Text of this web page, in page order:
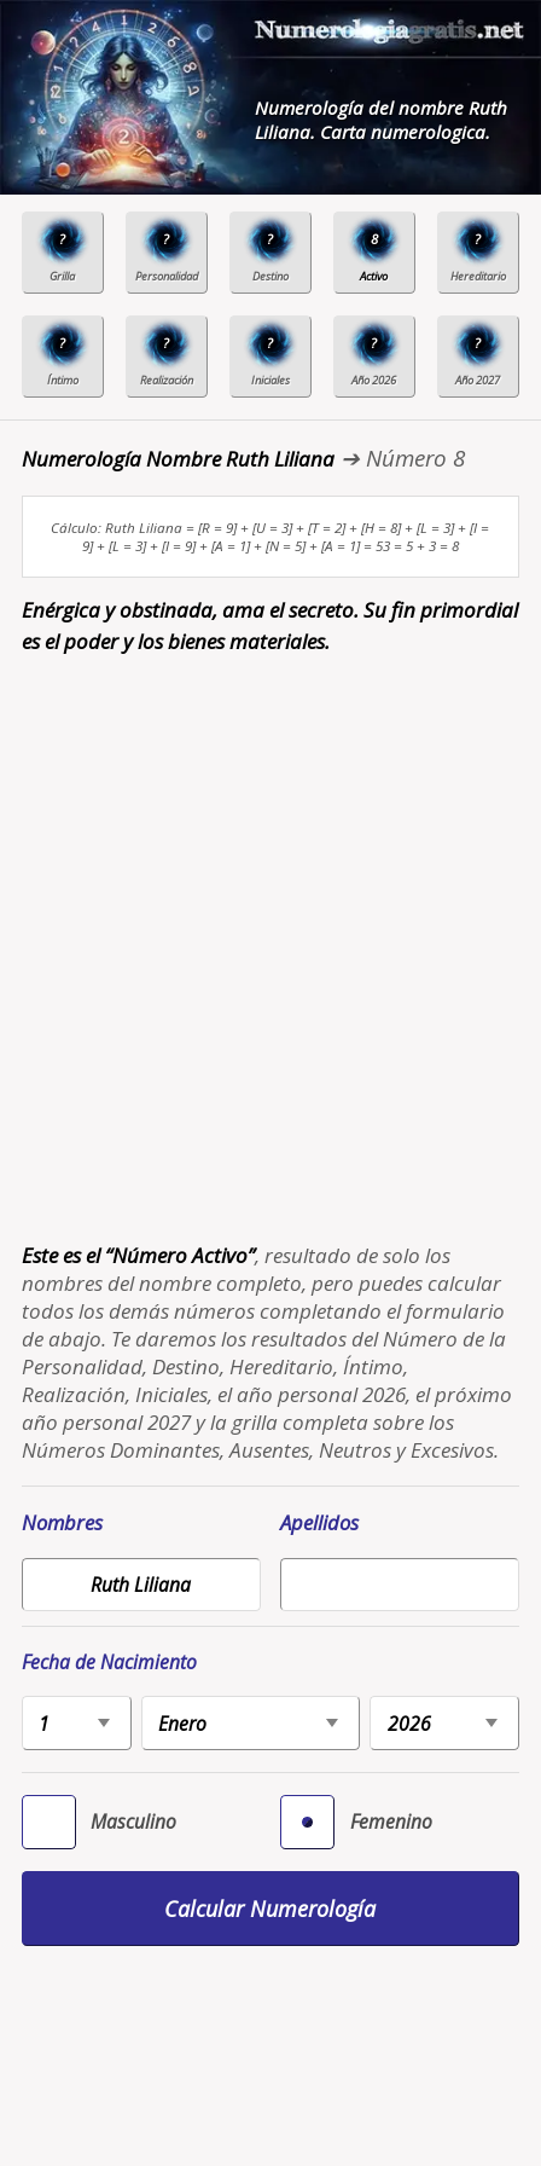
Numerología del nombre Ruth
Liliana. Carta numerologica.
? ? ? 8 ?
? ? ? ? ?
Numerología Nombre Ruth Liliana➔ Número 8
Cálculo: Ruth Liliana = [R = 9] + [U = 3] + [T = 2] + [H = 8] + [L = 3] + [I =
9] + [L = 3] + [I = 9] + [A = 1] + [N = 5] + [A = 1] = 53 = 5 + 3 = 8
Enérgica y obstinada, ama el secreto. Su fin primordial
es el poder y los bienes materiales.
Este es el “Número Activo”, resultado de solo los
nombres del nombre completo, pero puedes calcular
todos los demás números completando el formulario
de abajo. Te daremos los resultados del Número de la
Personalidad, Destino, Hereditario, Íntimo,
Realización, Iniciales, el año personal 2026, el próximo
año personal 2027 y la grilla completa sobre los
Números Dominantes, Ausentes, Neutros y Excesivos.
Nombres Apellidos
Fecha de Nacimiento
Masculino Femenino